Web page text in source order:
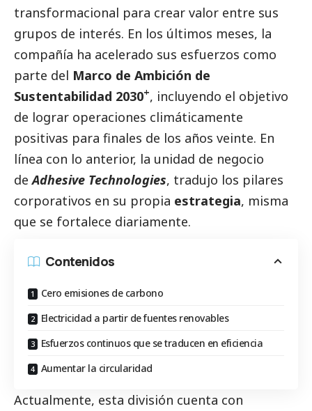
transformacional para crear valor entre sus
grupos de interés. En los últimos meses, la
compañía ha acelerado sus esfuerzos como
parte del Marco de Ambición de
Sustentabilidad 2030+, incluyendo el objetivo
de lograr operaciones climáticamente
positivas para finales de los años veinte. En
línea con lo anterior, la unidad de negocio
deAdhesive Technologies, tradujo los pilares
corporativos en su propia estrategia, misma
que se fortalece diariamente.
Contenidos
Cero emisiones de carbono
Electricidad a partir de fuentes renovables
Esfuerzos continuos que se traducen en eficiencia
Aumentar la circularidad
Actualmente, esta división cuenta con